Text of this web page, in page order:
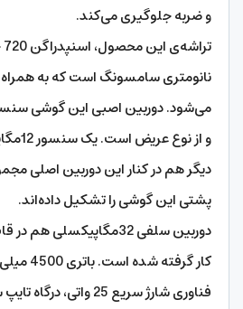
و ضربه جلوگیری می‌کند.
دیگر هم در کنار این دوربین اصلی
پشتی این گوشی را تشکیل داده‌اند.
دوربین سلفی
کار
فناوری شارژ سریع 25